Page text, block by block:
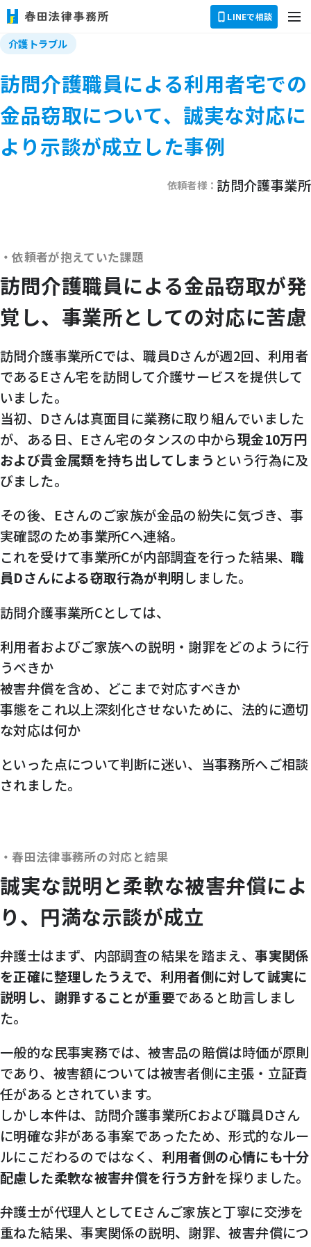
LINEで相談 dehaze
介護トラブル
訪問介護職員による利用者宅での
金品窃取について、誠実な対応に
より示談が成立した事例
依頼者様： 訪問介護事業所
依頼者が抱えていた課題
訪問介護職員による金品窃取が発
覚し、事業所としての対応に苦慮
訪問介護事業所Cでは、職員Dさんが週2回、利用者
であるEさん宅を訪問して介護サービスを提供して
いました。
当初、Dさんは真面目に業務に取り組んでいました
が、ある日、Eさん宅のタンスの中から現金10万円
および貴金属類を持ち出してしまう という行為に及
びました。
その後、Eさんのご家族が金品の紛失に気づき、事
実確認のため事業所Cへ連絡。
これを受けて事業所Cが内部調査を行った結果、職
員Dさんによる窃取行為が判明しました。
訪問介護事業所Cとしては、
利用者およびご家族への説明・謝罪をどのように行
うべきか
被害弁償を含め、どこまで対応すべきか
事態をこれ以上深刻化させないために、法的に適切
な対応は何か
といった点について判断に迷い、当事務所へご相談
されました。
春田法律事務所の対応と結果
誠実な説明と柔軟な被害弁償によ
り、円満な示談が成立
弁護士はまず、内部調査の結果を踏まえ、事実関係
を正確に整理したうえで、利用者側に対して誠実に
説明し、謝罪することが重要であると助言しまし
た。
一般的な民事実務では、被害品の賠償は時価が原則
であり、被害額については被害者側に主張・立証責
任があるとされています。
しかし本件は、訪問介護事業所Cおよび職員Dさん
に明確な非がある事案であったため、形式的なルー
ルにこだわるのではなく、 利用者側の心情にも十分
配慮した柔軟な被害弁償を行う方針を採りました。
弁護士が代理人としてEさんご家族と丁寧に交渉を
重ねた結果、事実関係の説明、謝罪、被害弁償につ